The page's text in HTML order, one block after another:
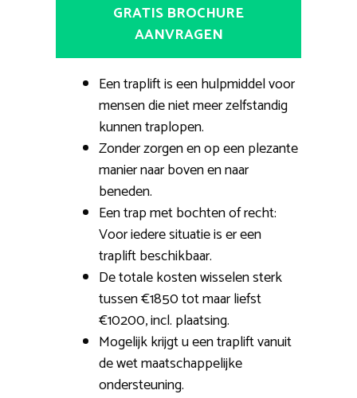
GRATIS BROCHURE
AANVRAGEN
Een traplift is een hulpmiddel voor
mensen die niet meer zelfstandig
kunnen traplopen.
Zonder zorgen en op een plezante
manier naar boven en naar
beneden.
Een trap met bochten of recht:
Voor iedere situatie is er een
traplift beschikbaar.
De totale kosten wisselen sterk
tussen €1850 tot maar liefst
€10200, incl. plaatsing.
Mogelijk krijgt u een traplift vanuit
de wet maatschappelijke
ondersteuning.